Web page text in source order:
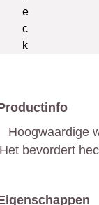
Hoogwaardige
bevordert
zorgt voor